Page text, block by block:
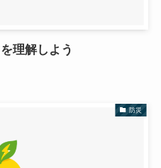
理解しよう
防災